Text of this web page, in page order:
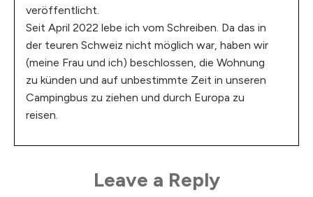
veröffentlicht.
Seit April 2022 lebe ich vom Schreiben. Da das in
der teuren Schweiz nicht möglich war, haben wir
(meine Frau und ich) beschlossen, die Wohnung
zu künden und auf unbestimmte Zeit in unseren
Campingbus zu ziehen und durch Europa zu
reisen.
Leave a Reply